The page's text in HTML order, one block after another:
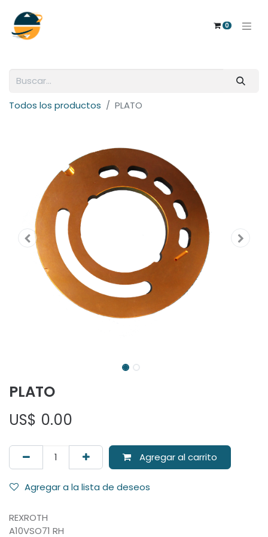
0
Todos los productos PLATO
PLATO
US$ 0.00
Agregar al carrito
Agregar a la lista de deseos
REXROTH
A10VSO71 RH